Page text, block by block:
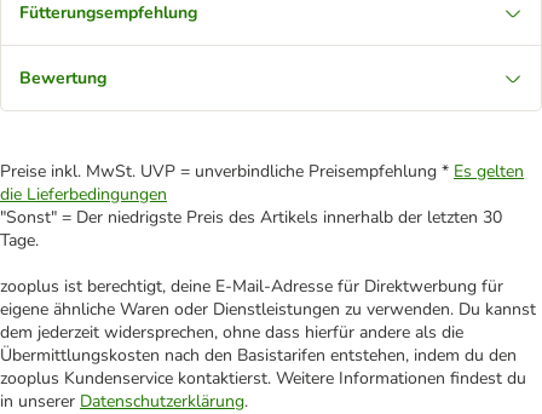
Fütterungsempfehlung
Bewertung
Preise inkl. MwSt. UVP = unverbindliche Preisempfehlung * Es gelten
die Lieferbedingungen
"Sonst" = Der niedrigste Preis des Artikels innerhalb der letzten 30
Tage.
zooplus ist berechtigt, deine E-Mail-Adresse für Direktwerbung für
eigene ähnliche Waren oder Dienstleistungen zu verwenden. Du kannst
dem jederzeit widersprechen, ohne dass hierfür andere als die
Übermittlungskosten nach den Basistarifen entstehen, indem du den
zooplus Kundenservice kontaktierst. Weitere Informationen findest du
in unserer Datenschutzerklärung.